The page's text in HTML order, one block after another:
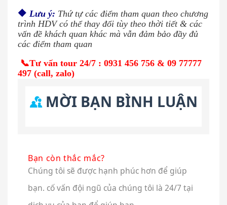
🔶 Lưu ý: Thứ tự các điểm tham quan theo chương
trình HDV có thể thay đổi tùy theo thời tiết & các
vấn đề khách quan khác mà vẫn đảm bảo đầy đủ
các điểm tham quan
📞Tư vấn tour 24/7 : 0931 456 756 & 09 77777
497 (call, zalo)
MỜI BẠN BÌNH LUẬN
Bạn còn thắc mắc?
Chúng tôi sẽ được hạnh phúc hơn để giúp
bạn. cố vấn đội ngũ của chúng tôi là 24/7 tại